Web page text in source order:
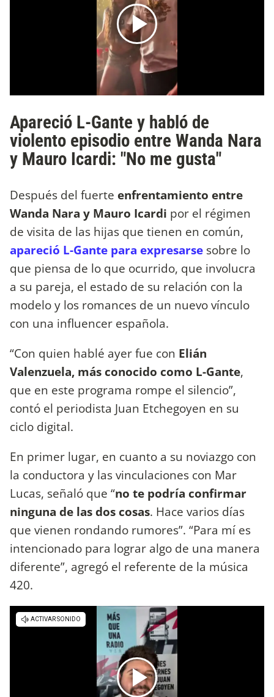
Apareció L-Gante y habló de
violento episodio entre Wanda Nara
y Mauro Icardi: "No me gusta"
Después del fuerte enfrentamiento entre
Wanda Nara y Mauro Icardi por el régimen
de visita de las hijas que tienen en común,
apareció L-Gante para expresarse sobre lo
que piensa de lo que ocurrido, que involucra
a su pareja, el estado de su relación con la
modelo y los romances de un nuevo vínculo
con una influencer española.
“Con quien hablé ayer fue con Elián
Valenzuela, más conocido como L-Gante,
que en este programa rompe el silencio”,
contó el periodista Juan Etchegoyen en su
ciclo digital.
En primer lugar, en cuanto a su noviazgo con
la conductora y las vinculaciones con Mar
Lucas, señaló que “no te podría confirmar
ninguna de las dos cosas. Hace varios días
que vienen rondando rumores”. “Para mí es
intencionado para lograr algo de una manera
diferente”, agregó el referente de la música
420.